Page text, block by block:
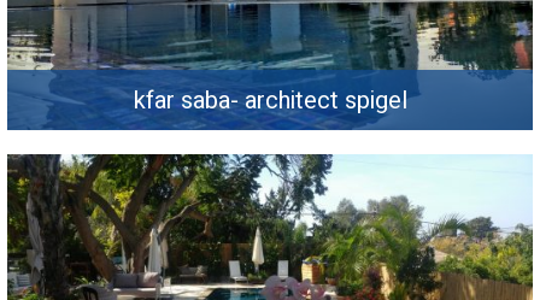
kfar saba- architect spigel